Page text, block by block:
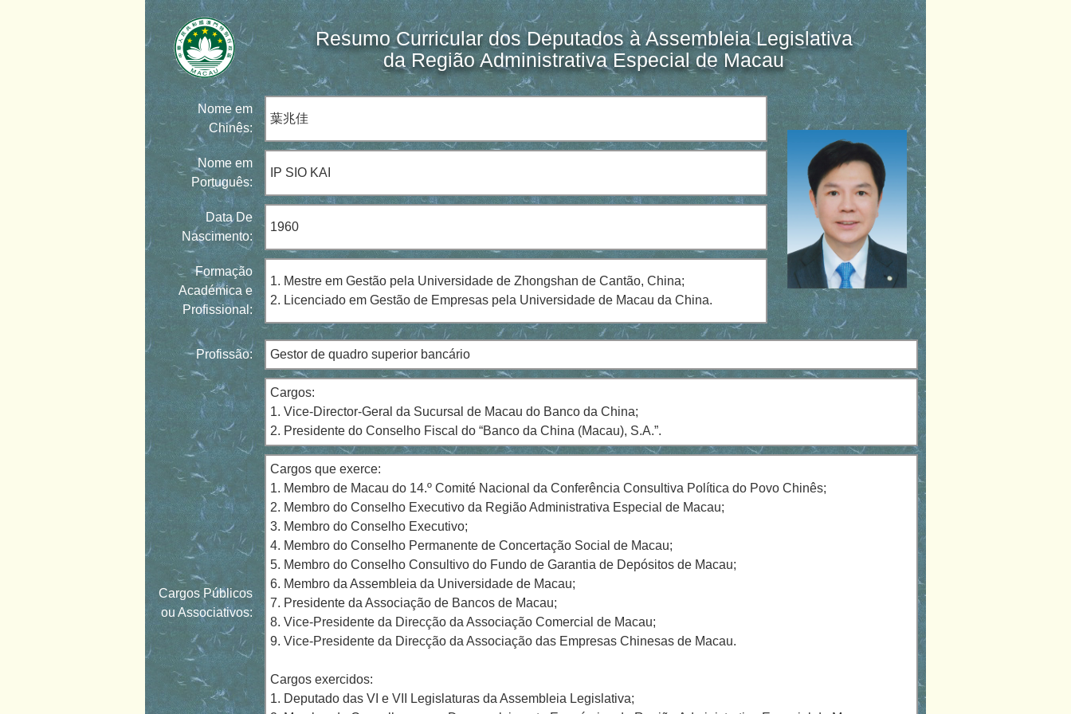
Resumo Curricular dos Deputados à Assembleia Legislativa
da Região Administrativa Especial de Macau
Nome em
Chinês:
葉兆佳
Nome em
Português:
IP SIO KAI
Data De
Nascimento:
1960
Formação
Académica e
Profissional:
1. Mestre em Gestão pela Universidade de Zhongshan de Cantão, China;
2. Licenciado em Gestão de Empresas pela Universidade de Macau da China.
Profissão: Gestor de quadro superior bancário
Cargos:
1. Vice-Director-Geral da Sucursal de Macau do Banco da China;
2. Presidente do Conselho Fiscal do “Banco da China (Macau), S.A.”.
Cargos Públicos
ou Associativos:
Cargos que exerce:
1. Membro de Macau do 14.º Comité Nacional da Conferência Consultiva Política do Povo Chinês;
2. Membro do Conselho Executivo da Região Administrativa Especial de Macau;
3. Membro do Conselho Executivo;
4. Membro do Conselho Permanente de Concertação Social de Macau;
5. Membro do Conselho Consultivo do Fundo de Garantia de Depósitos de Macau;
6. Membro da Assembleia da Universidade de Macau;
7. Presidente da Associação de Bancos de Macau;
8. Vice-Presidente da Direcção da Associação Comercial de Macau;
9. Vice-Presidente da Direcção da Associação das Empresas Chinesas de Macau.
Cargos exercidos:
1. Deputado das VI e VII Legislaturas da Assembleia Legislativa;